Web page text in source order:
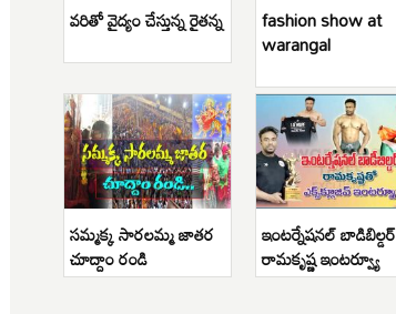
వరితో వైద్యం చేస్తున్న రైతన్న fashion show at
warangal
సమ్మక్క సారలమ్మ జాతర
చూద్దాం రండి
ఇంటర్నేషనల్ బాడిబిల్డర్
రామకృష్ణ ఇంటర్వ్యూ